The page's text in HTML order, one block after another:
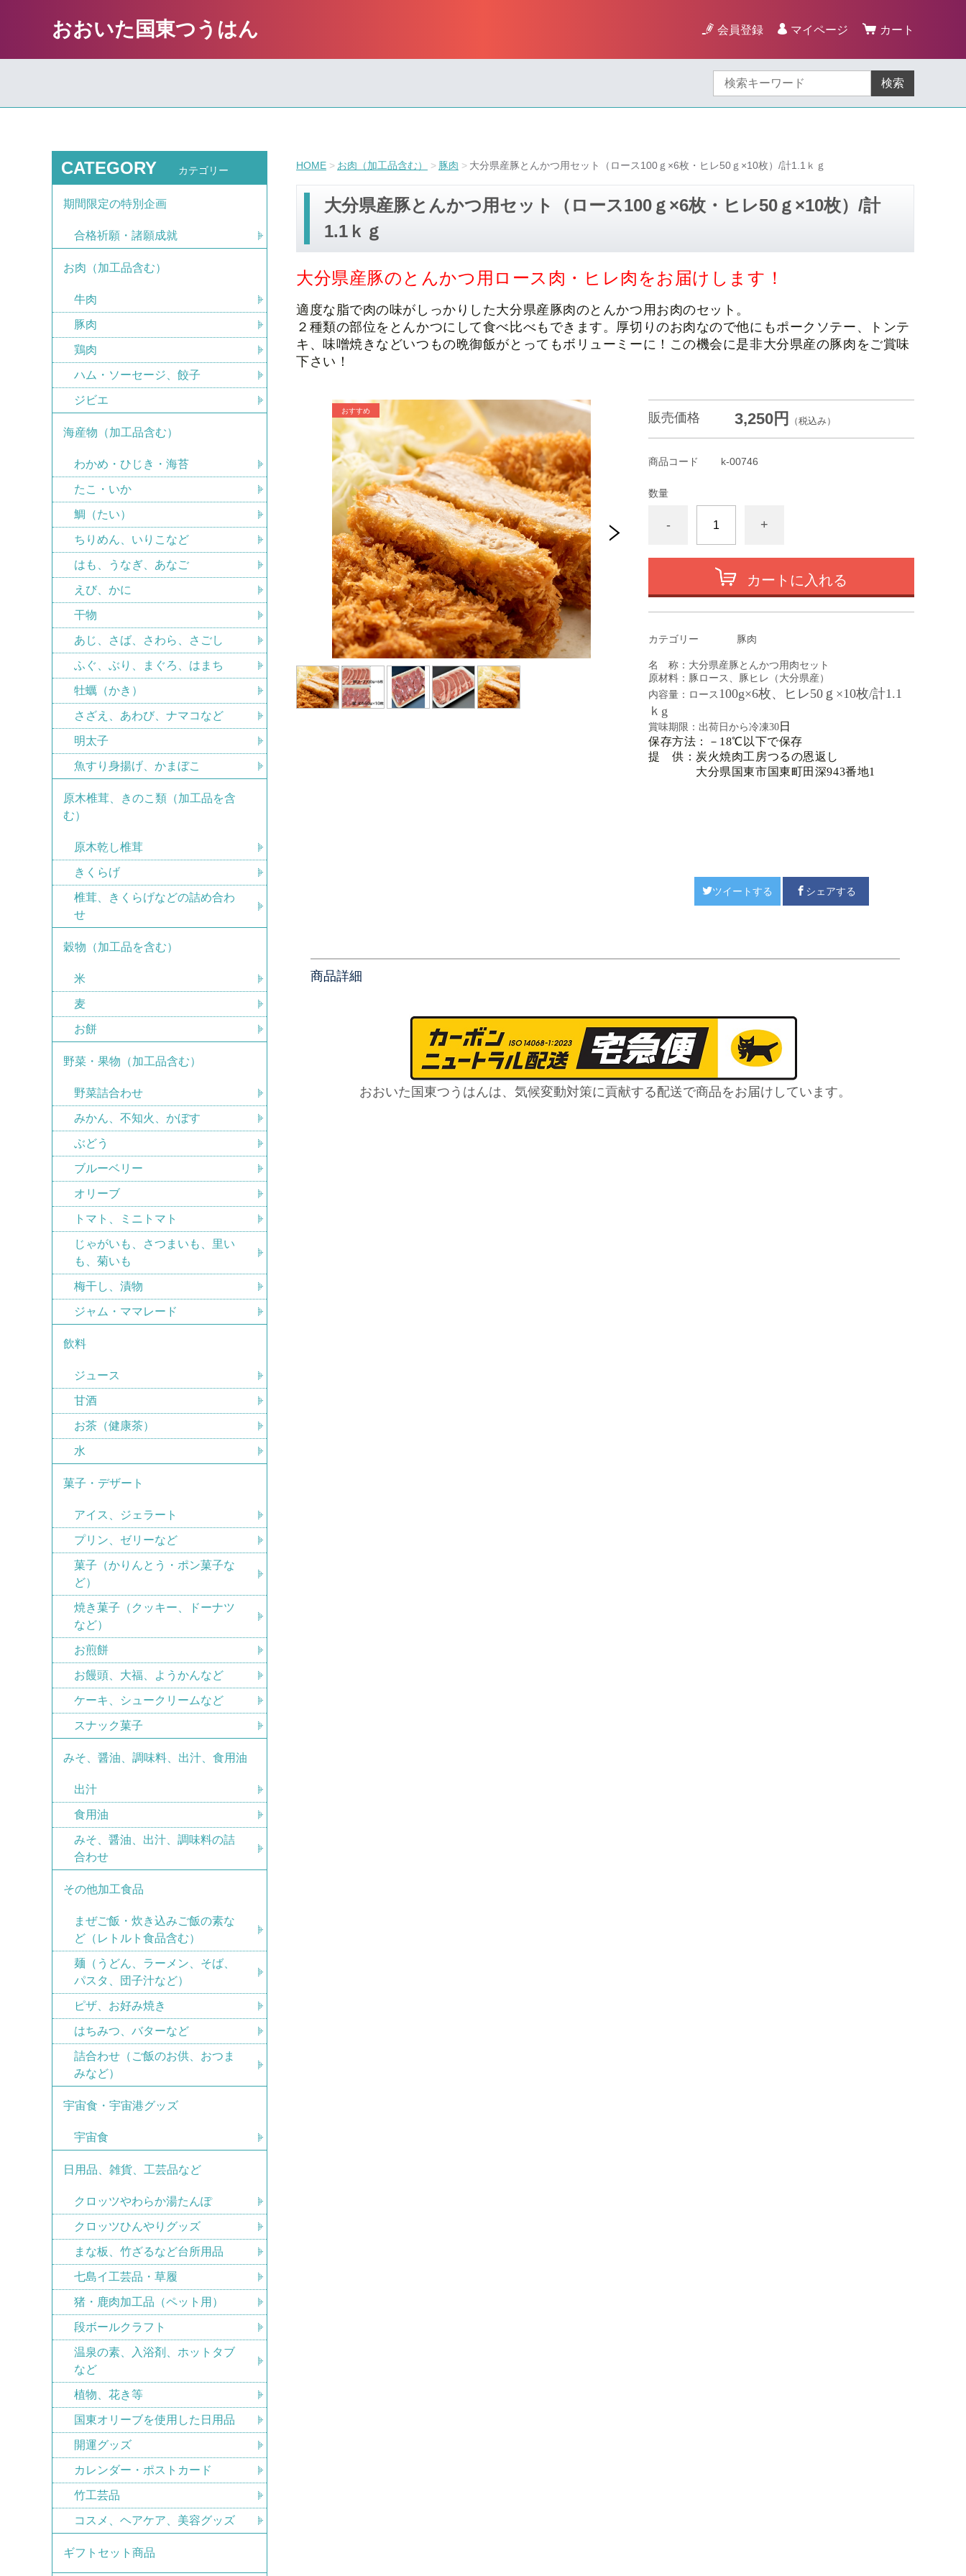
おおいた国東つうはん 会員登録 マイページ カート
検索
HOME お肉（加工品含む） 豚肉 大分県産豚とんかつ用セット（ロース100ｇ×6枚・ヒレ50ｇ×10枚）/計1.1ｋｇ
大分県産豚とんかつ用セット（ロース100ｇ×6枚・ヒレ50ｇ×10枚）/計
1.1ｋｇ
大分県産豚のとんかつ用ロース肉・ヒレ肉をお届けします！
適度な脂で肉の味がしっかりした大分県産豚肉のとんかつ用お肉のセット。
２種類の部位をとんかつにして食べ比べもできます。厚切りのお肉なので他にもポークソテー、トンテ
キ、味噌焼きなどいつもの晩御飯がとってもボリューミーに！ この機会に是非大分県産の豚肉をご賞味
下さい！
販売価格 3,250円 （税込み）
商品コード k-00746
数量
- +
カートに入れる
カテゴリー 豚肉
名 称：大分県産豚とんかつ用肉セット
原材料：豚ロース、豚ヒレ（大分県産）
内容量：ロース 100g×6枚、ヒレ50ｇ×10枚/計1.1
ｋg
賞味期限：出荷日から冷凍30 日
保存方法：－18℃以下で保存
提 供：炭火焼肉工房つるの恩返し
大分県国東市国東町田深943番地1
ツイートする シェアする
商品詳細
おおいた国東つうはんは、気候変動対策に貢献する配送で商品をお届けしています。
CATEGORY カテゴリー
期間限定の特別企画
合格祈願・諸願成就
お肉（加工品含む）
牛肉
豚肉
鶏肉
ハム・ソーセージ、餃子
ジビエ
海産物（加工品含む）
わかめ・ひじき・海苔
たこ・いか
鯛（たい）
ちりめん、いりこなど
はも、うなぎ、あなご
えび、かに
干物
あじ、さば、さわら、さごし
ふぐ、ぶり、まぐろ、はまち
牡蠣（かき）
さざえ、あわび、ナマコなど
明太子
魚すり身揚げ、かまぼこ
原木椎茸、きのこ類（加工品を含
む）
原木乾し椎茸
きくらげ
椎茸、きくらげなどの詰め合わ
せ
穀物（加工品を含む）
米
麦
お餅
野菜・果物（加工品含む）
野菜詰合わせ
みかん、不知火、かぼす
ぶどう
ブルーベリー
オリーブ
トマト、ミニトマト
じゃがいも、さつまいも、里い
も、菊いも
梅干し、漬物
ジャム・ママレード
飲料
ジュース
甘酒
お茶（健康茶）
水
菓子・デザート
アイス、ジェラート
プリン、ゼリーなど
菓子（かりんとう・ポン菓子な
ど）
焼き菓子（クッキー、ドーナツ
など）
お煎餅
お饅頭、大福、ようかんなど
ケーキ、シュークリームなど
スナック菓子
みそ、醤油、調味料、出汁、食用油
出汁
食用油
みそ、醤油、出汁、調味料の詰
合わせ
その他加工食品
まぜご飯・炊き込みご飯の素な
ど（レトルト食品含む）
麺（うどん、ラーメン、そば、
パスタ、団子汁など）
ピザ、お好み焼き
はちみつ、バターなど
詰合わせ（ご飯のお供、おつま
みなど）
宇宙食・宇宙港グッズ
宇宙食
日用品、雑貨、工芸品など
クロッツやわらか湯たんぽ
クロッツひんやりグッズ
まな板、竹ざるなど台所用品
七島イ工芸品・草履
猪・鹿肉加工品（ペット用）
段ボールクラフト
温泉の素、入浴剤、ホットタブ
など
植物、花き等
国東オリーブを使用した日用品
開運グッズ
カレンダー・ポストカード
竹工芸品
コスメ、ヘアケア、美容グッズ
ギフトセット商品